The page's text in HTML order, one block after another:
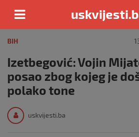
content
BIH
Izetbegović: Vojin
posao zbog kojeg je
polako tone
uskvijesti.ba